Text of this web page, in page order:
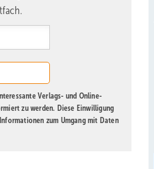
Verlags- und Online-
zu werden. Diese Einwilligung
zum Umgang mit Daten